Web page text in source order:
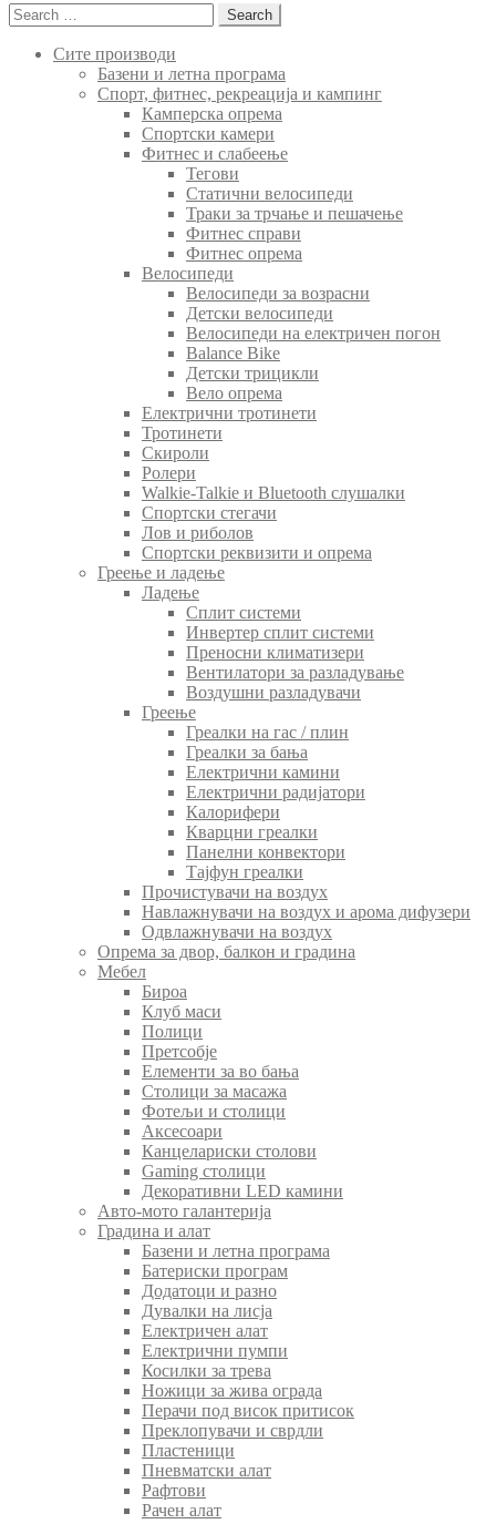
Search
for:
Сите производи
Базени и летна програма
Спорт, фитнес, рекреација и кампинг
Камперска опрема
Спортски камери
Фитнес и слабеење
Тегови
Статични велосипеди
Траки за трчање и пешачење
Фитнес справи
Фитнес опрема
Велосипеди
Велосипеди за возрасни
Детски велосипеди
Велосипеди на електричен погон
Balance Bike
Детски трицикли
Вело опрема
Електрични тротинети
Тротинети
Скироли
Ролери
Walkie-Talkie и Bluetooth слушалки
Спортски стегачи
Лов и риболов
Спортски реквизити и опрема
Греење и ладење
Ладење
Сплит системи
Инвертер сплит системи
Преносни климатизери
Вентилатори за разладување
Воздушни разладувачи
Греење
Греалки на гас / плин
Греалки за бања
Електрични камини
Електрични радијатори
Калорифери
Кварцни греалки
Панелни конвектори
Тајфун греалки
Прочистувачи на воздух
Навлажнувачи на воздух и арома дифузери
Одвлажнувачи на воздух
Опрема за двор, балкон и градина
Мебел
Бироа
Клуб маси
Полици
Претсобје
Елементи за во бања
Столици за масажа
Фотељи и столици
Аксесоари
Канцелариски столови
Gaming столици
Декоративни LED камини
Авто-мото галантерија
Градина и алат
Базени и летна програма
Батериски програм
Додатоци и разно
Дувалки на лисја
Електричен алат
Електрични пумпи
Косилки за трева
Ножици за жива ограда
Перачи под висок притисок
Преклопувачи и сврдли
Пластеници
Пневматски алат
Рафтови
Рачен алат